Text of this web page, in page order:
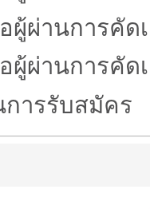
ผู้ผ่านการคัด
ผู้ผ่านการคัด
ารรับสมัคร